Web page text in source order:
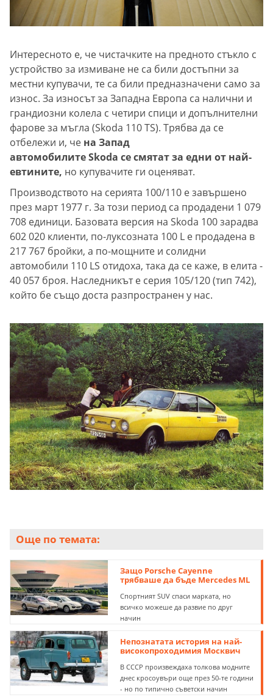
Интересното е, че чистачките на предното стъкло с
устройство за измиване не са били достъпни за
местни купувачи, те са били предназначени само за
износ. За износът за Западна Европа са налични и
грандиозни колела с четири спици и допълнителни
фарове за мъгла (Skoda 110 TS). Трябва да се
отбележи и, че на Запад
автомобилите Skoda се смятат за едни от най-
евтините, но купувачите ги оценяват.
Производството на серията 100/110 е завършено
през март 1977 г. За този период са продадени 1 079
708 единици. Базовата версия на Skoda 100 зарадва
602 020 клиенти, по-луксозната 100 L е продадена в
217 767 бройки, а по-мощните и солидни
автомобили 110 LS отидоха, така да се каже, в елита -
40 057 броя. Наследникът е серия 105/120 (тип 742),
който бе също доста разпространен у нас.
Още по темата:
Защо Porsche Cayenne
трябваше да бъде Mercedes ML
Спортният SUV спаси марката, но
всичко можеше да развие по друг
начин
Непознатата история на най-
високопроходимия Москвич
В СССР произвеждаха толкова модните
днес кросоувъри още през 50-те години
- но по типично съветски начин